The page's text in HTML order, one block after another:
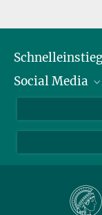
Journalist*innen
Schüler*innen
Social Media
LinkedIn
Facebook